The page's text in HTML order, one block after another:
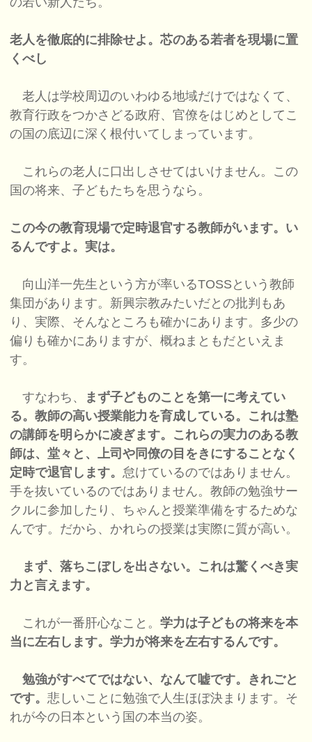
老人を徹底的に排除せよ。芯のある若者を現場に置
くべし
老人は学校周辺のいわゆる地域だけではなくて、
教育行政をつかさどる政府、官僚をはじめとしてこ
の国の底辺に深く根付いてしまっています。
これらの老人に口出しさせてはいけません。この
国の将来、子どもたちを思うなら。
この今の教育現場で定時退官する教師がいます。い
るんですよ。実は。
向山洋一先生という方が率いるTOSSという教師
集団があります。新興宗教みたいだとの批判もあ
り、実際、そんなところも確かにあります。多少の
偏りも確かにありますが、概ねまともだといえま
す。
すなわち、
まず子どものことを第一に考えてい
る。教師の高い授業能力を育成している。これは塾
の講師を明らかに凌ぎます。これらの実力のある教
師は、堂々と、上司や同僚の目をきにすることなく
定時で退官します。 怠けているのではありません。
手を抜いているのではありません。教師の勉強サー
クルに参加したり、ちゃんと授業準備をするためな
んです。だから、かれらの授業は実際に質が高い。
まず、落ちこぼしを出さない。これは驚くべき実
力と言えます。
これが一番肝心なこと。学力は子どもの将来を本
当に左右します。学力が将来を左右するんです。
勉強がすべてではない、なんて嘘です。きれごと
です。悲しいことに勉強で人生ほぼ決まります。そ
れが今の日本という国の本当の姿。